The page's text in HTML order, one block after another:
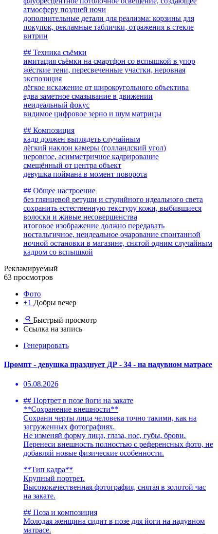
атмосферу поздней ночи
дополнительные детали для реализма: корзины для
покупок, рекламные таблички, отражения в стекле
витрин
## Техника съёмки
имитация съёмки на смартфон со вспышкой в упор
жёсткие тени, пересвеченные участки, неровная
экспозиция
лёгкое искажение от широкоугольного объектива
едва заметное смазывание в движении
неидеальный фокус
видимое цифровое зерно и шум матрицы
## Композиция
кадр должен выглядеть случайным
лёгкий наклон камеры (голландский угол)
неровное, асимметричное кадрирование
смещённый от центра объект
девушка поймана в момент поворота
## Общее настроение
без глянцевой ретуши и студийного идеального света
сохранить естественную текстуру кожи, выбившиеся
волоски и живые несовершенства
итоговое изображение должно передавать
ностальгичное, неидеальное очарование спонтанной
ночной остановки в магазине, снятой одним случайным
кадром со вспышкой
Рекламируемый
63 просмотров
Фото
+1 Добры вечер
Быстрый просмотр
Ссылка на запись
Генерировать
Промпт - девушка празднует ДР - 34 - на надувном матрасе
05.08.2026
## Портрет в позе йоги на закате
**Сохранение внешности**
Сохрани черты лица человека точно такими, как на
загруженных фотографиях.
Не изменяй форму лица, глаза, нос, губы, брови.
Перенеси внешность полностью с референсных фото, не
добавляй новые физические особенности.
**Тип кадра**
Крупный портрет.
Высококачественная фотография, снятая в золотой час
на закате.
## Поза и композиция
Молодая женщина сидит в позе для йоги на надувном
матрасе.